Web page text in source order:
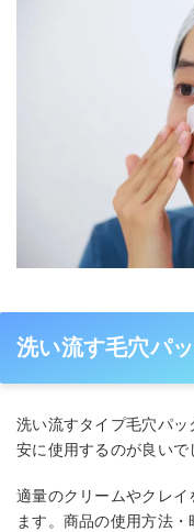
洗い流す毛穴パ
洗い流すタイプ毛穴パ
安に使用するのが良いで
適量のクリームやクレイ
ます。商品の使用方法・